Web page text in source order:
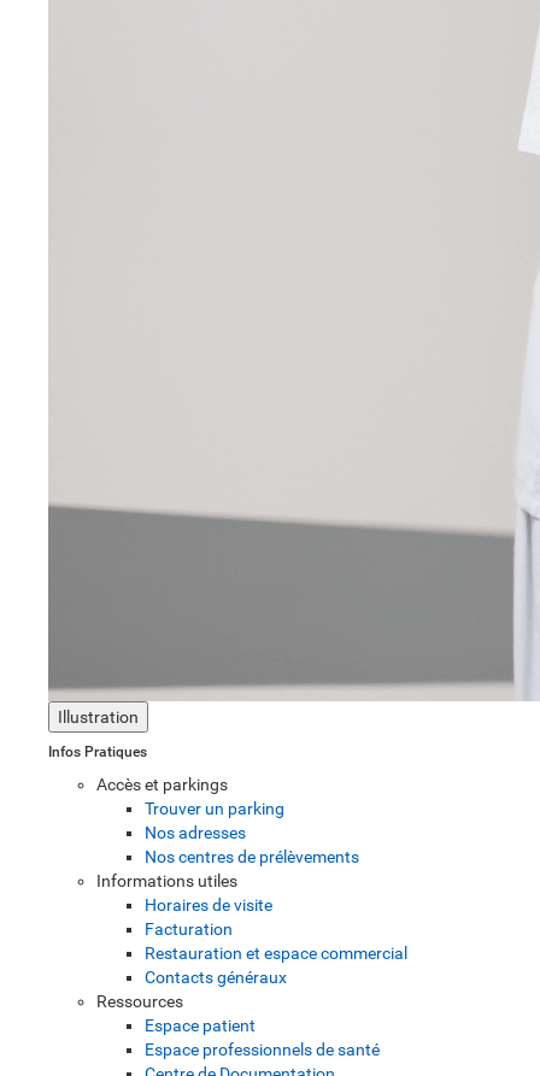
Illustration
Infos Pratiques
Accès et parkings
Trouver un parking
Nos adresses
Nos centres de prélèvements
Informations utiles
Horaires de visite
Facturation
Restauration et espace commercial
Contacts généraux
Ressources
Espace patient
Espace professionnels de santé